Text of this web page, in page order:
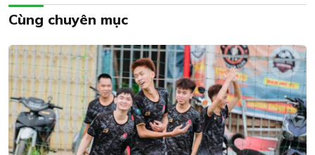
Cùng chuyên mục